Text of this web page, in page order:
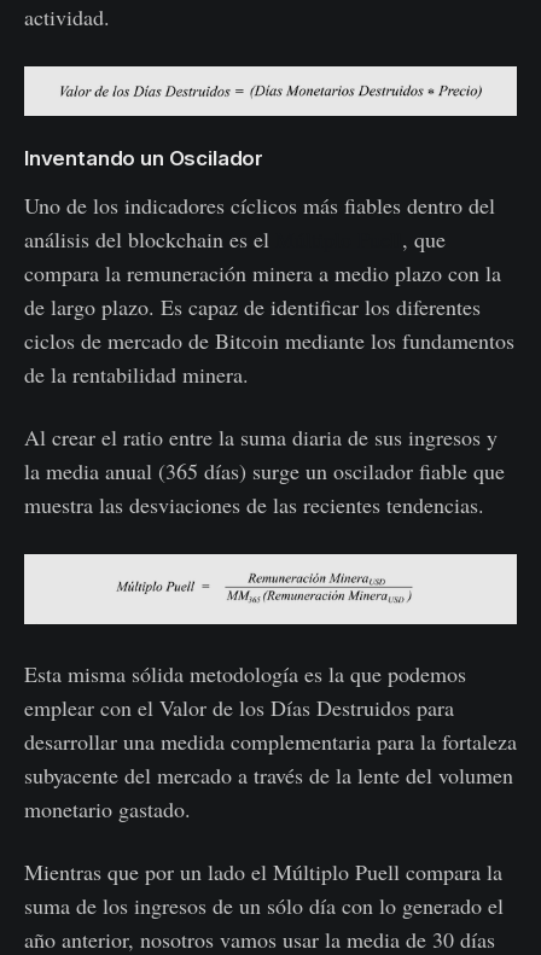
actividad.
Inventando un Oscilador
Uno de los indicadores cíclicos más fiables dentro del
análisis del blockchain es el
, que
compara la remuneración minera a medio plazo con la
de largo plazo. Es capaz de identificar los diferentes
ciclos de mercado de Bitcoin mediante los fundamentos
de la rentabilidad minera.
Al crear el ratio entre la suma diaria de sus ingresos y
la media anual (365 días) surge un oscilador fiable que
muestra las desviaciones de las recientes tendencias.
Esta misma sólida metodología es la que podemos
emplear con el Valor de los Días Destruidos para
desarrollar una medida complementaria para la fortaleza
subyacente del mercado a través de la lente del volumen
monetario gastado.
Mientras que por un lado el Múltiplo Puell compara la
suma de los ingresos de un sólo día con lo generado el
año anterior, nosotros vamos usar la media de 30 días